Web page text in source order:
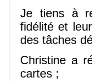
Je tiens à
fidélité et
des tâches
Christine a
cartes ;